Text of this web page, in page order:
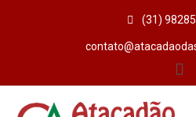
 (31)
